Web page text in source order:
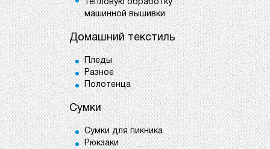
тепловую обработку
машинной вышивки
Домашний текстиль
Пледы
Разное
Полотенца
Сумки
Сумки для пикника
Рюкзаки